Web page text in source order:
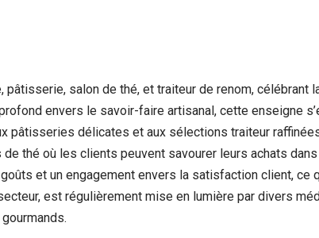
salon de thé, et traiteur de renom, célébrant
envers le savoir-faire artisanal, cette enseigne
pâtisseries délicates et aux sélections traiteur
thé où les clients peuvent savourer leurs achats
et un engagement envers la satisfaction client,
est régulièrement mise en lumière par divers